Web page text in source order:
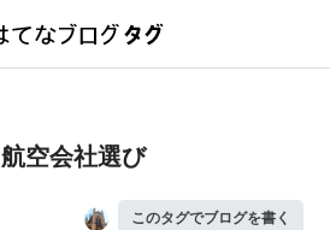
航空会社選び
このタグでブログを書く